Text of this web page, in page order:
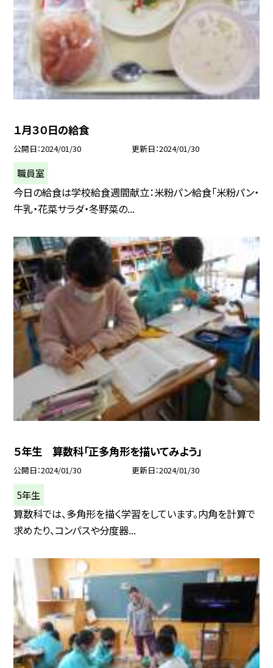
１月３０日の給食
公開日 2024/01/30 更新日 2024/01/30
職員室
今日の給食は学校給食週間献立：米粉パン給食「米粉パン・
牛乳・花菜サラダ・冬野菜の...
５年生 算数科「正多角形を描いてみよう」
公開日 2024/01/30 更新日 2024/01/30
5年生
算数科では、多角形を描く学習をしています。内角を計算で
求めたり、コンパスや分度器...